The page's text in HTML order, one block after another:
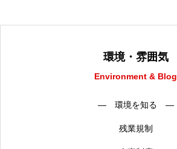
環境・雰囲気
Environment & Blog
― 環境を知る ―
残業規制